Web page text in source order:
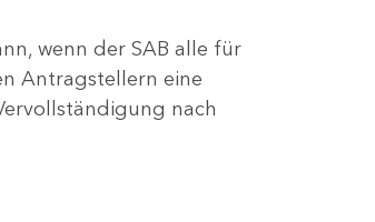
wenn der SAB alle für
Antragstellern eine
nach